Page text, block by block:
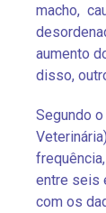
macho,
aumento
disso,
Segundo
entre seis
com os